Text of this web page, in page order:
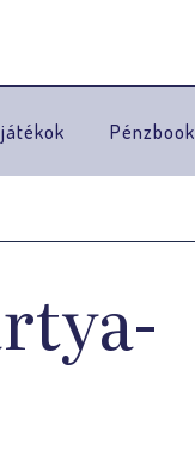
Pénzbook